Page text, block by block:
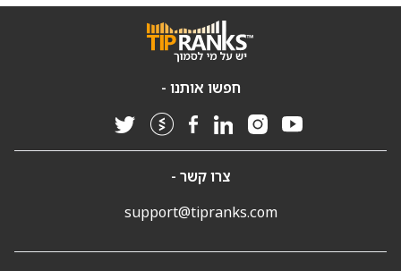
חפשו אותנו -
צרו קשר -
support@tipranks.com